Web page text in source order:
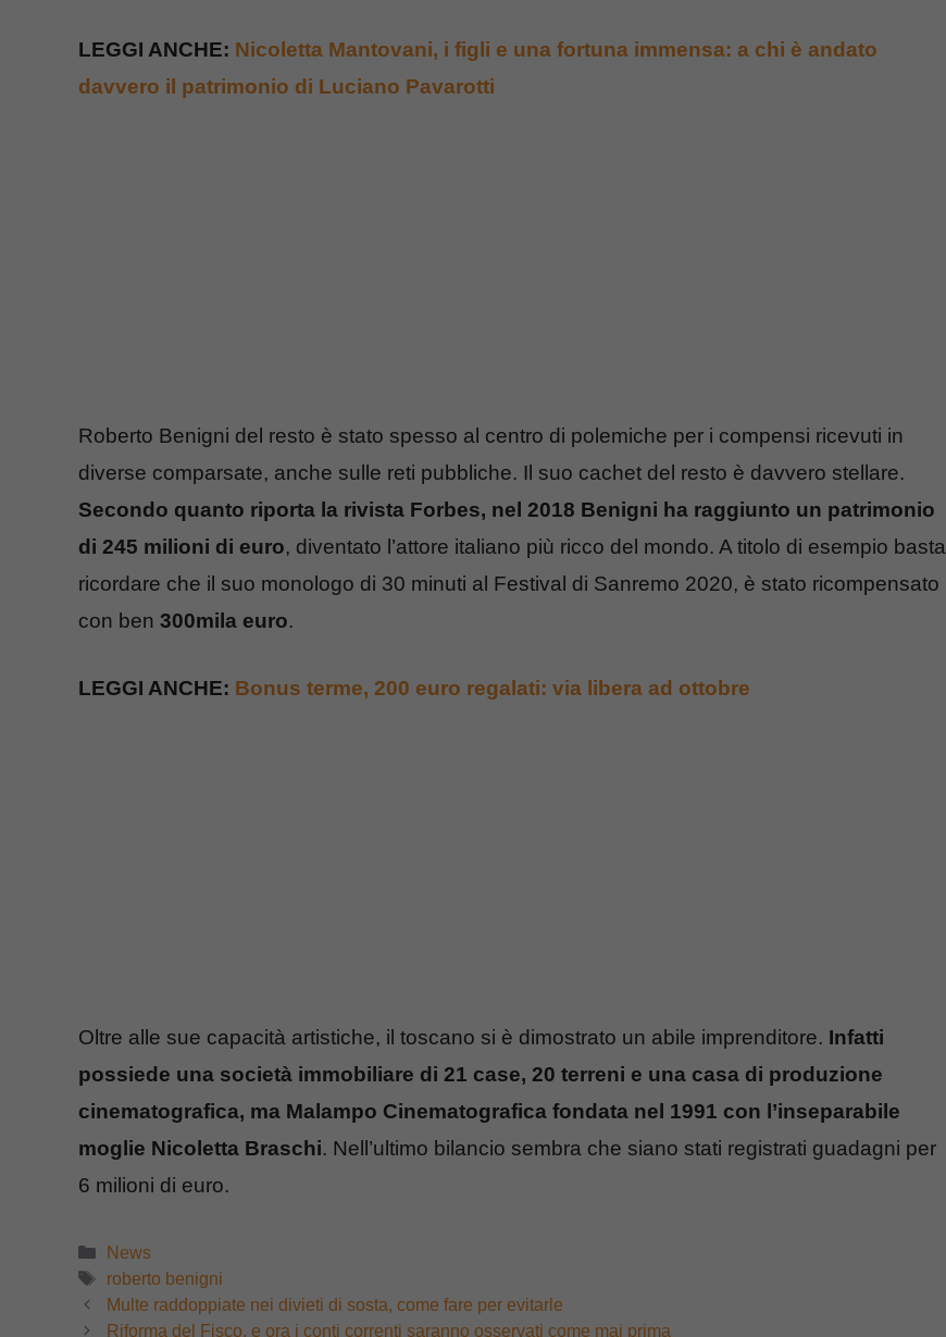
LEGGI ANCHE: Nicoletta Mantovani, i figli e una fortuna immensa: a chi è andato
davvero il patrimonio di Luciano Pavarotti
Roberto Benigni del resto è stato spesso al centro di polemiche per i compensi ricevuti in
diverse comparsate, anche sulle reti pubbliche. Il suo cachet del resto è davvero stellare.
Secondo quanto riporta la rivista Forbes, nel 2018 Benigni ha raggiunto un patrimonio
di 245 milioni di euro, diventato l’attore italiano più ricco del mondo. A titolo di esempio basta
ricordare che il suo monologo di 30 minuti al Festival di Sanremo 2020, è stato ricompensato
con ben 300mila euro.
LEGGI ANCHE: Bonus terme, 200 euro regalati: via libera ad ottobre
Oltre alle sue capacità artistiche, il toscano si è dimostrato un abile imprenditore. Infatti
possiede una società immobiliare di 21 case, 20 terreni e una casa di produzione
cinematografica, ma Malampo Cinematografica fondata nel 1991 con l’inseparabile
moglie Nicoletta Braschi. Nell’ultimo bilancio sembra che siano stati registrati guadagni per
6 milioni di euro.
Categorie
News
Tag
roberto benigni
Multe raddoppiate nei divieti di sosta, come fare per evitarle
Riforma del Fisco, e ora i conti correnti saranno osservati come mai prima